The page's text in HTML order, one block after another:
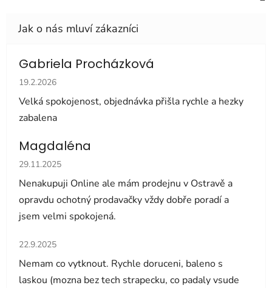
Gabriela Procházková
Hodnocení obchodu je 5 z 5 hvězdiček.
19.2.2026
Velká spokojenost, objednávka přišla rychle a hezky
zabalena
Magdaléna
Hodnocení obchodu je 5 z 5 hvězdiček.
29.11.2025
Nenakupuji Online ale mám prodejnu v Ostravě a
opravdu ochotný prodavačky vždy dobře poradí a
jsem velmi spokojená.
Hodnocení obchodu je 5 z 5 hvězdiček.
22.9.2025
Nemam co vytknout. Rychle doruceni, baleno s
laskou (mozna bez tech strapecku, co padaly vsude